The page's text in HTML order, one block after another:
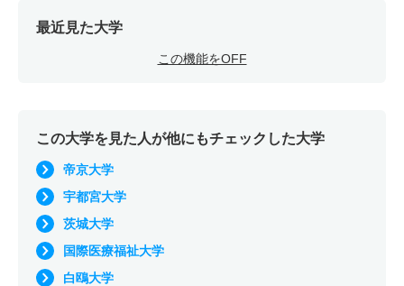
最近見た大学
この機能をOFF
この大学を見た人が他にもチェックした大学
帝京大学
宇都宮大学
茨城大学
国際医療福祉大学
白鴎大学